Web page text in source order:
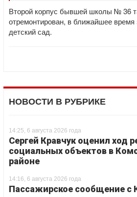
Второй корпус бывшей школы № 36
отремонтирован, в ближайшее время
детский сад.
НОВОСТИ В РУБРИКЕ
14:25, 6 августа 2026 года
Сергей Кравчук оценил ход
социальных объектов в
районе
14:16, 6 августа 2026 года
Пассажирское сообщение с